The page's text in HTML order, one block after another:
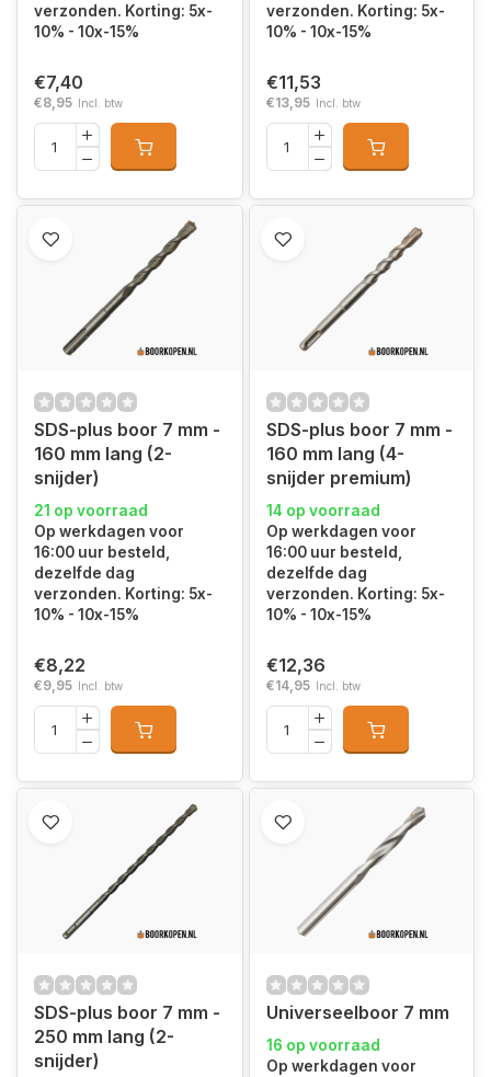
verzonden. Korting: 5x-
10% - 10x-15%
€7,40
€8,95 Incl. btw
verzonden. Korting: 5x-
10% - 10x-15%
€11,53
€13,95 Incl. btw
SDS-plus boor 7 mm -
160 mm lang (2-
snijder)
21 op voorraad
Op werkdagen voor
16:00 uur besteld,
dezelfde dag
verzonden. Korting: 5x-
10% - 10x-15%
€8,22
€9,95 Incl. btw
SDS-plus boor 7 mm -
160 mm lang (4-
snijder premium)
14 op voorraad
Op werkdagen voor
16:00 uur besteld,
dezelfde dag
verzonden. Korting: 5x-
10% - 10x-15%
€12,36
€14,95 Incl. btw
SDS-plus boor 7 mm -
250 mm lang (2-
snijder)
Universeelboor 7 mm
16 op voorraad
Op werkdagen voor